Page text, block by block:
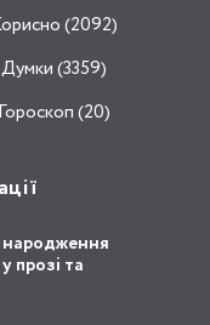
(2092)
Думки (3359)
Гороскоп (20)
народження
прозі та